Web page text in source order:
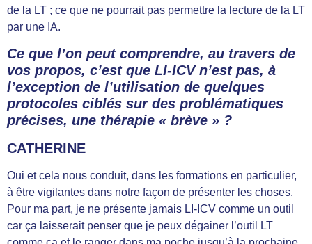
de la LT ; ce que ne pourrait pas permettre la lecture de la LT
par une IA.
Ce que l’on peut comprendre, au travers de
vos propos, c’est que LI-ICV n’est pas, à
l’exception de l’utilisation de quelques
protocoles ciblés sur des problématiques
précises, une thérapie « brève » ?
CATHERINE
Oui et cela nous conduit, dans les formations en particulier,
à être vigilantes dans notre façon de présenter les choses.
Pour ma part, je ne présente jamais LI-ICV comme un outil
car ça laisserait penser que je peux dégainer l’outil LT